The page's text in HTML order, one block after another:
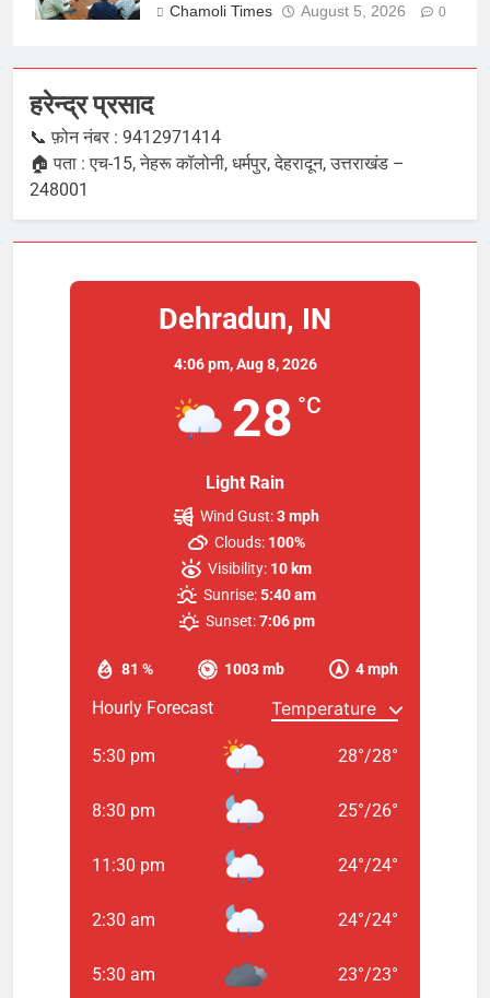
Chamoli Times August 5, 2026 0
हरेन्द्र प्रसाद
📞 फ़ोन नंबर : 9412971414
🏠 पता : एच-15, नेहरू कॉलोनी, धर्मपुर, देहरादून, उत्तराखंड –
248001
Dehradun, IN
4:06 pm,Aug 8, 2026
28 °C
Light Rain
81 % 1003 mb 4 mph
Wind Gust:3 mph
Clouds: 100%
Visibility: 10 km
Sunrise:5:40 am
Sunset: 7:06 pm
Hourly Forecast
5:30 pm 28°/28°
8:30 pm 25°/26°
11:30 pm 24°/24°
2:30 am 24°/24°
5:30 am 23°/23°